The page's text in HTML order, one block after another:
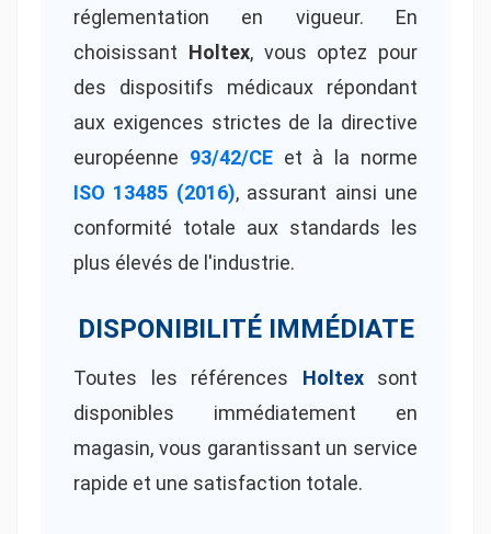
réglementation en vigueur. En
choisissant Holtex, vous optez pour
des dispositifs médicaux répondant
aux exigences strictes de la directive
européenne 93/42/CEet à la norme
ISO 13485 (2016), assurant ainsi une
conformité totale aux standards les
plus élevés de l'industrie.
DISPONIBILITÉ IMMÉDIATE
Toutes les références Holtexsont
disponibles immédiatement en
magasin, vous garantissant un service
rapide et une satisfaction totale.